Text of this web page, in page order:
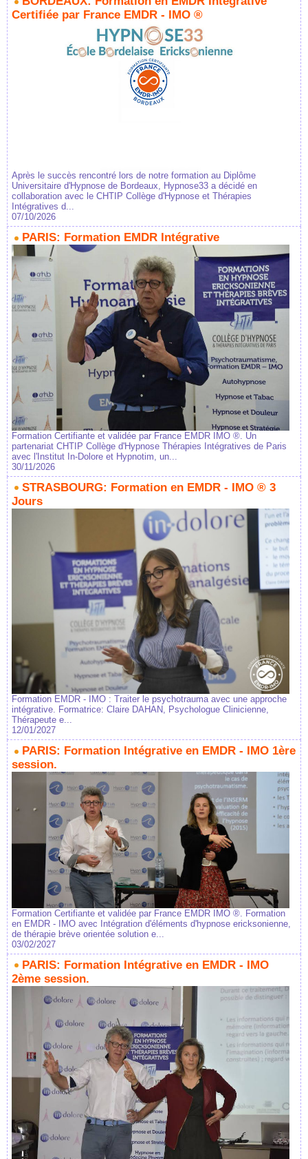
Certifiée par France EMDR - IMO ®
Après le succès rencontré lors de notre formation au Diplôme
Universitaire d'Hypnose de Bordeaux, Hypnose33 a décidé en
collaboration avec le CHTIP Collège d'Hypnose et Thérapies
Intégratives d...
07/10/2026
PARIS: Formation EMDR Intégrative
Formation Certifiante et validée par France EMDR IMO ®. Un
partenariat CHTIP Collège d'Hypnose Thérapies Intégratives de Paris
avec l'Institut In-Dolore et Hypnotim, un...
30/11/2026
STRASBOURG: Formation en EMDR - IMO ® 3
Jours
Formation EMDR - IMO : Traiter le psychotrauma avec une approche
intégrative. Formatrice: Claire DAHAN, Psychologue Clinicienne,
Thérapeute e...
12/01/2027
PARIS: Formation Intégrative en EMDR - IMO 1ère
session.
Formation Certifiante et validée par France EMDR IMO ®. Formation
en EMDR - IMO avec Intégration d'éléments d'hypnose ericksonienne,
de thérapie brève orientée solution e...
03/02/2027
PARIS: Formation Intégrative en EMDR - IMO
2ème session.